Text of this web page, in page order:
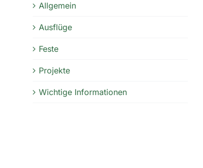
Allgemein
Ausflüge
Feste
Projekte
Wichtige Informationen